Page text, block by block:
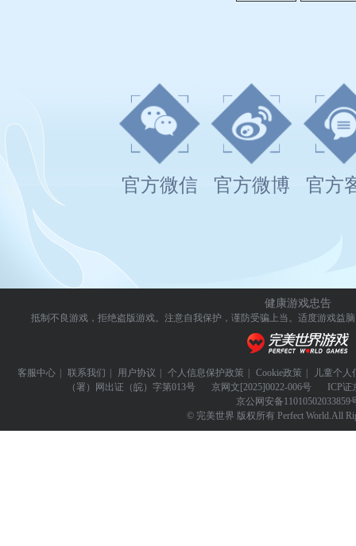
官方微信 官方微博 官方
健康游戏忠告
抵制不良游戏，拒绝盗版游戏。注意自我保护，谨防受骗上当。 适度游戏益
客服中心 联系我们 用户协议 个人信息保护政策 Cookie政策
儿童个人
（署）网出证（皖）字第013号
京网文 [2025]0022-006号 ICP证
京公网安备11010502033859
© 完美世界 版权所有 Perfect World.All